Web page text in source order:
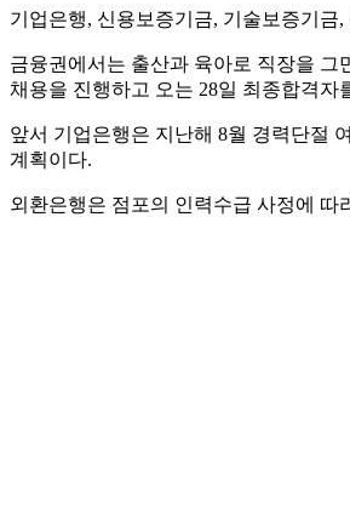
기업은행, 신용보증기금, 기술보증기
금융권에서는 출산과 육아로 직장을 그
채용을 진행하고 오는 28일 최종합격자
앞서 기업은행은 지난해 8월 경력단절
계획이다.
외환은행은 점포의 인력수급 사정에 따